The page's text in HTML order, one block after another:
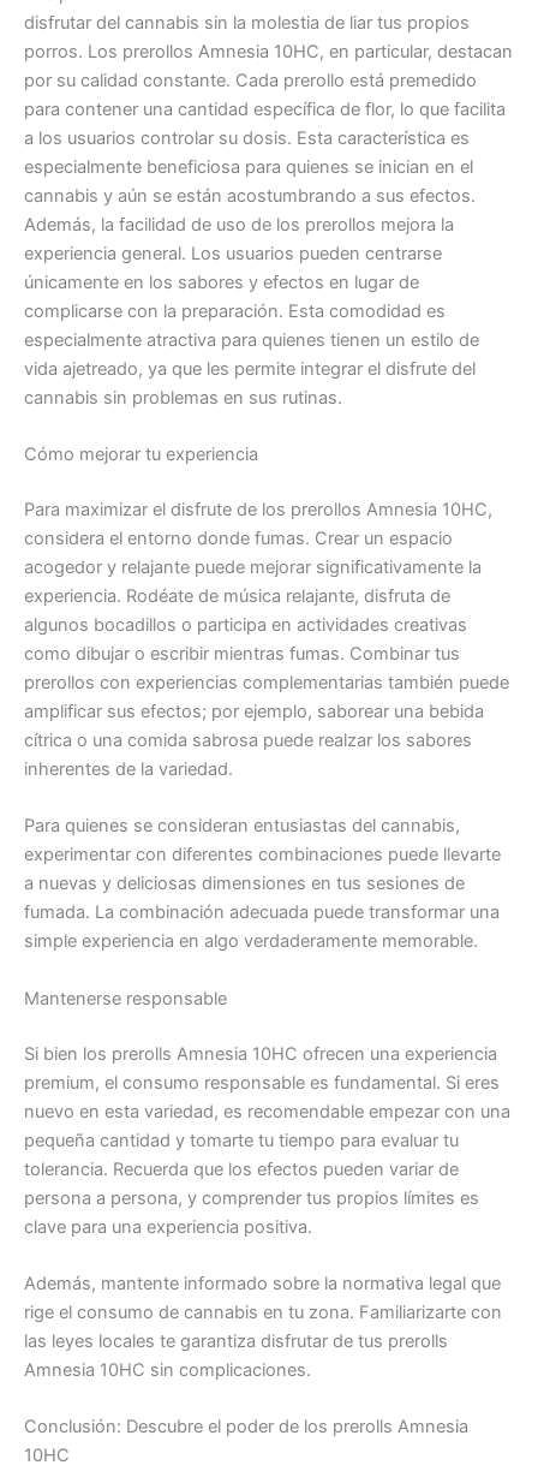
disfrutar del cannabis sin la molestia de liar tus propios
porros. Los prerollos Amnesia 10HC, en particular, destacan
por su calidad constante. Cada prerollo está premedido
para contener una cantidad específica de flor, lo que facilita
a los usuarios controlar su dosis. Esta característica es
especialmente beneficiosa para quienes se inician en el
cannabis y aún se están acostumbrando a sus efectos.
Además, la facilidad de uso de los prerollos mejora la
experiencia general. Los usuarios pueden centrarse
únicamente en los sabores y efectos en lugar de
complicarse con la preparación. Esta comodidad es
especialmente atractiva para quienes tienen un estilo de
vida ajetreado, ya que les permite integrar el disfrute del
cannabis sin problemas en sus rutinas.
Cómo mejorar tu experiencia
Para maximizar el disfrute de los prerollos Amnesia 10HC,
considera el entorno donde fumas. Crear un espacio
acogedor y relajante puede mejorar significativamente la
experiencia. Rodéate de música relajante, disfruta de
algunos bocadillos o participa en actividades creativas
como dibujar o escribir mientras fumas. Combinar tus
prerollos con experiencias complementarias también puede
amplificar sus efectos; por ejemplo, saborear una bebida
cítrica o una comida sabrosa puede realzar los sabores
inherentes de la variedad.
Para quienes se consideran entusiastas del cannabis,
experimentar con diferentes combinaciones puede llevarte
a nuevas y deliciosas dimensiones en tus sesiones de
fumada. La combinación adecuada puede transformar una
simple experiencia en algo verdaderamente memorable.
Mantenerse responsable
Si bien los prerolls Amnesia 10HC ofrecen una experiencia
premium, el consumo responsable es fundamental. Si eres
nuevo en esta variedad, es recomendable empezar con una
pequeña cantidad y tomarte tu tiempo para evaluar tu
tolerancia. Recuerda que los efectos pueden variar de
persona a persona, y comprender tus propios límites es
clave para una experiencia positiva.
Además, mantente informado sobre la normativa legal que
rige el consumo de cannabis en tu zona. Familiarizarte con
las leyes locales te garantiza disfrutar de tus prerolls
Amnesia 10HC sin complicaciones.
Conclusión: Descubre el poder de los prerolls Amnesia
10HC